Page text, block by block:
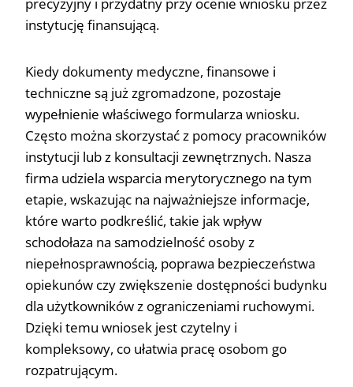
instytucję finansującą.
Kiedy dokumenty medyczne, finansowe i
techniczne są już zgromadzone, pozostaje
wypełnienie właściwego formularza wniosku.
Często można skorzystać z pomocy pracowników
instytucji lub z konsultacji zewnętrznych. Nasza
firma udziela wsparcia merytorycznego na tym
etapie, wskazując na najważniejsze informacje,
które warto podkreślić, takie jak wpływ
schodołaza na samodzielność osoby z
niepełnosprawnością, poprawa bezpieczeństwa
opiekunów czy zwiększenie dostępności budynku
dla użytkowników z ograniczeniami ruchowymi.
Dzięki temu wniosek jest czytelny i
kompleksowy, co ułatwia pracę osobom go
rozpatrującym.